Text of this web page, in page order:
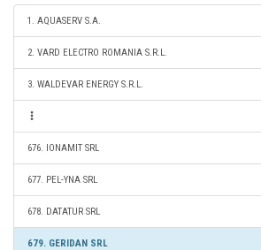
1. AQUASERV S.A.
2. VARD ELECTRO ROMANIA S.R.L.
3. WALDEVAR ENERGY S.R.L.
676. IONAMIT SRL
677. PEL-YNA SRL
678. DATATUR SRL
679. GERIDAN SRL